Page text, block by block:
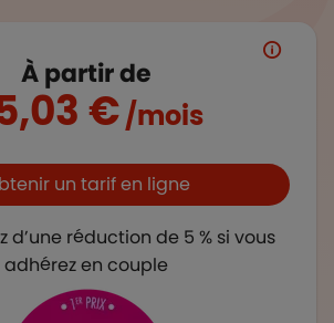
À partir de
€/mois
un tarif en ligne
d’une réduction de 5 % si vous
adhérez en couple